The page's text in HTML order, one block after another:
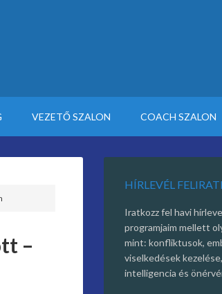
VEZETŐ SZALON COACH SZALON
–
HÍRLEVÉL
Iratkozz fel havi
programjaim mellett
mint: konfliktusok,
viselkedések
intelligencia és